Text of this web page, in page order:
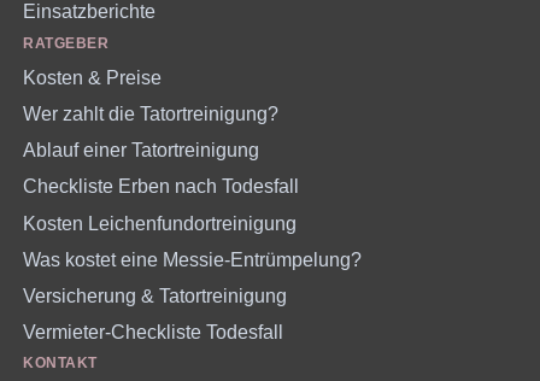
Einsatzberichte
RATGEBER
Kosten & Preise
Wer zahlt die Tatortreinigung?
Ablauf einer Tatortreinigung
Checkliste Erben nach Todesfall
Kosten Leichenfundortreinigung
Was kostet eine Messie-Entrümpelung?
Versicherung & Tatortreinigung
Vermieter-Checkliste Todesfall
KONTAKT